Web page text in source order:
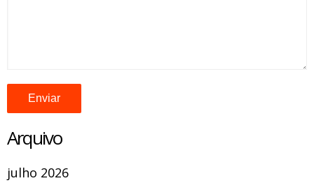
Arquivo
julho 2026